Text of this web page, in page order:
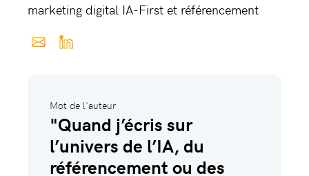
marketing digital IA-First et référencement
Mot de l'auteur
"Quand j’écris sur
l’univers de l’IA, du
référencement ou des